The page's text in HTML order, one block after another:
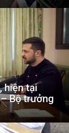
hiện tại
Bộ trưởng